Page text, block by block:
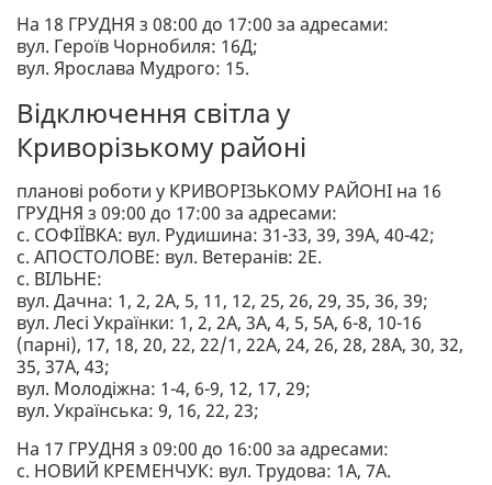
На 18 ГРУДНЯ з 08:00 до 17:00 за адресами:
вул. Героїв Чорнобиля: 16Д;
вул. Ярослава Мудрого: 15.
Відключення світла у
Криворізькому районі
планові роботи у КРИВОРІЗЬКОМУ РАЙОНІ на 16
ГРУДНЯ з 09:00 до 17:00 за адресами:
с. СОФІЇВКА: вул. Рудишина: 31-33, 39, 39А, 40-42;
с. АПОСТОЛОВЕ: вул. Ветеранів: 2Е.
с. ВІЛЬНЕ:
вул. Дачна: 1, 2, 2А, 5, 11, 12, 25, 26, 29, 35, 36, 39;
вул. Лесі Українки: 1, 2, 2А, 3А, 4, 5, 5А, 6-8, 10-16
(парні), 17, 18, 20, 22, 22/1, 22А, 24, 26, 28, 28А, 30, 32,
35, 37А, 43;
вул. Молодіжна: 1-4, 6-9, 12, 17, 29;
вул. Українська: 9, 16, 22, 23;
На 17 ГРУДНЯ з 09:00 до 16:00 за адресами:
с. НОВИЙ КРЕМЕНЧУК: вул. Трудова: 1А, 7А.